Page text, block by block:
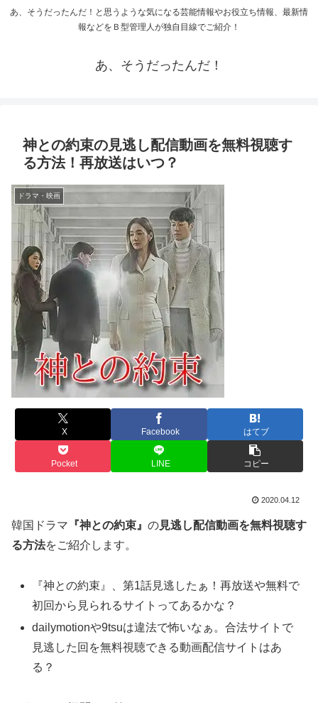
あ、そうだったんだ！と思うような気になる芸能情報やお役立ち情報、最新情
報などをＢ型管理人が独自目線でご紹介！
あ、そうだったんだ！
神との約束の見逃し配信動画を無料視聴す
る方法！再放送はいつ？
ドラマ・映画
X Facebook はてブ
Pocket LINE コピー
2020.04.12
韓国ドラマ 『神との約束』 の見逃し配信動画を無料視聴す
る方法をご紹介します。
『神との約束』、第1話見逃したぁ！再放送や無料で
初回から見られるサイトってあるかな？
dailymotionや9tsuは違法で怖いなぁ。合法サイトで
見逃した回を無料視聴できる動画配信サイトはあ
る？